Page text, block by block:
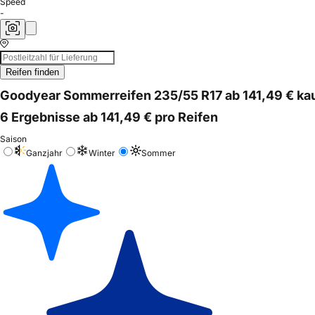
-
Reifen finden
Goodyear Sommerreifen 235/55 R17 ab 141,49 €
6 Ergebnisse ab 141,49 € pro Reifen
Saison
Ganzjahr
Winter Sommer